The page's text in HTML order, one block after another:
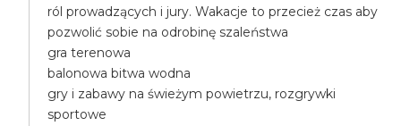
ról prowadzących i jury. Wakacje to przecież czas aby
pozwolić sobie na odrobinę szaleństwa
gra terenowa
balonowa bitwa wodna
gry i zabawy na świeżym powietrzu, rozgrywki
sportowe